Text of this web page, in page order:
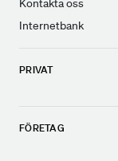
Kontakta oss
Internetbank
PRIVAT
FÖRETAG